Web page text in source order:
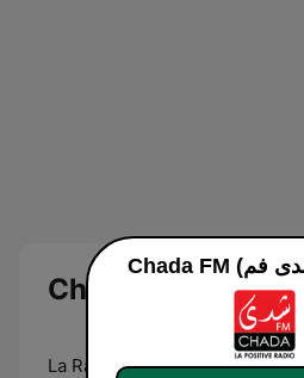
La Radio que j'adore